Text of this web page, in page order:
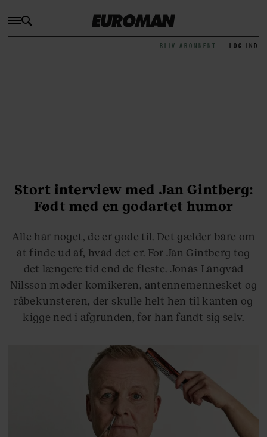
BLIV ABONNENT LOG IND
Stort interview med Jan Gintberg:
Født med en godartet humor
Alle har noget, de er gode til. Det gælder bare om
at finde ud af, hvad det er. For Jan Gintberg tog
det længere tid end de fleste. Jonas Langvad
Nilsson møder komikeren, antennemennesket og
råbekunsteren, der skulle helt hen til kanten og
kigge ned i afgrunden, før han fandt sig selv.